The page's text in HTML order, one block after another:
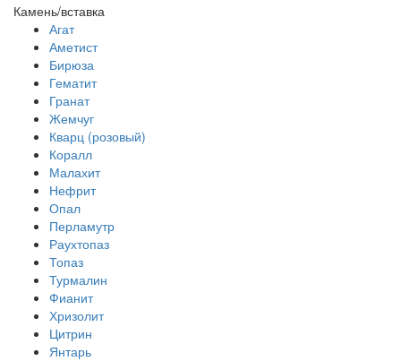
Камень/вставка
Агат
Аметист
Бирюза
Гематит
Гранат
Жемчуг
Кварц (розовый)
Коралл
Малахит
Нефрит
Опал
Перламутр
Раухтопаз
Топаз
Турмалин
Фианит
Хризолит
Цитрин
Янтарь